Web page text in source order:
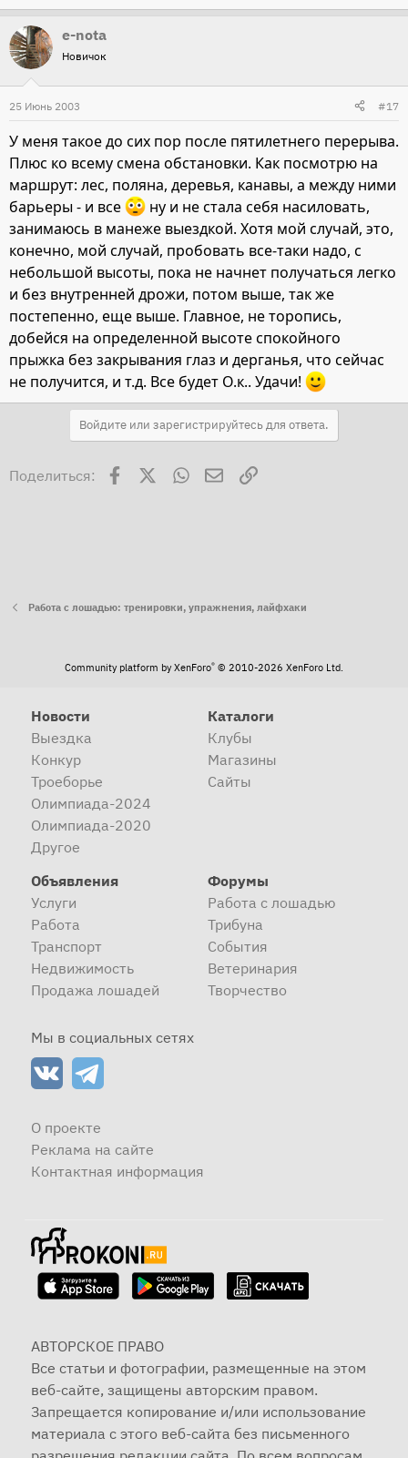
e-nota
Новичок
25 Июнь 2003 #17
У меня такое до сих пор после пятилетнего перерыва.
Плюс ко всему смена обстановки. Как посмотрю на
маршрут: лес, поляна, деревья, канавы, а между ними
барьеры - и все
ну и не стала себя насиловать,
занимаюсь в манеже выездкой. Хотя мой случай, это,
конечно, мой случай, пробовать все-таки надо, с
небольшой высоты, пока не начнет получаться легко
и без внутренней дрожи, потом выше, так же
постепенно, еще выше. Главное, не торопись,
добейся на определенной высоте спокойного
прыжка без закрывания глаз и дерганья, что сейчас
не получится, и т.д. Все будет О.к.. Удачи!
Войдите или зарегистрируйтесь для ответа.
Поделиться: Facebook WhatsAppЭлектронная почта
Ссылка
Работа с лошадью: тренировки, упражнения, лайфхаки
Community platform by XenForo® © 2010-2026 XenForo Ltd.
Новости
Выездка
Конкур
Троеборье
Олимпиада-2024
Олимпиада-2020
Другое
Каталоги
Клубы
Магазины
Сайты
Объявления
Услуги
Работа
Транспорт
Недвижимость
Продажа лошадей
Форумы
Работа с лошадью
Трибуна
События
Ветеринария
Творчество
Мы в социальных сетях
О проекте
Реклама на сайте
Контактная информация
АВТОРСКОЕ ПРАВО
Все статьи и фотографии, размещенные на этом
веб-сайте, защищены авторским правом.
Запрещается копирование и/или использование
материала с этого веб-сайта без письменного